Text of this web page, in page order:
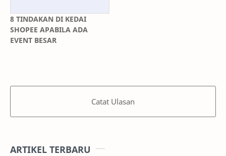
8 TINDAKAN DI KEDAI
SHOPEE APABILA ADA
EVENT BESAR
Catat Ulasan
ARTIKEL TERBARU